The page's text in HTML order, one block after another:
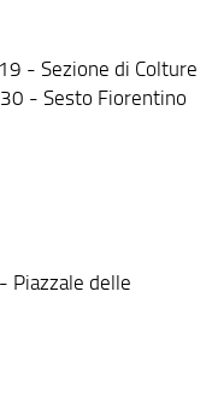
- Sezione di Colture
- Sesto Fiorentino
delle